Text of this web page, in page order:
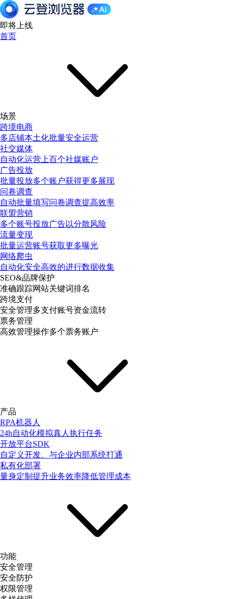
即将上线
首页
场景
跨境电商
多店铺本土化批量安全运营
社交媒体
自动化运营上百个社媒账户
广告投放
批量投放多个账户获得更多展现
问卷调查
自动批量填写问卷调查提高效率
联盟营销
多个账号投放广告以分散风险
流量变现
批量运营账号获取更多曝光
网络爬虫
自动化安全高效的进行数据收集
SEO&品牌保护
准确跟踪网站关键词排名
跨境支付
安全管理多支付账号资金流转
票务管理
高效管理操作多个票务账户
产品
RPA机器人
24h自动化模拟真人执行任务
开放平台SDK
自定义开发、与企业内部系统打通
私有化部署
量身定制提升业务效率降低管理成本
功能
安全管理
安全防护
权限管理